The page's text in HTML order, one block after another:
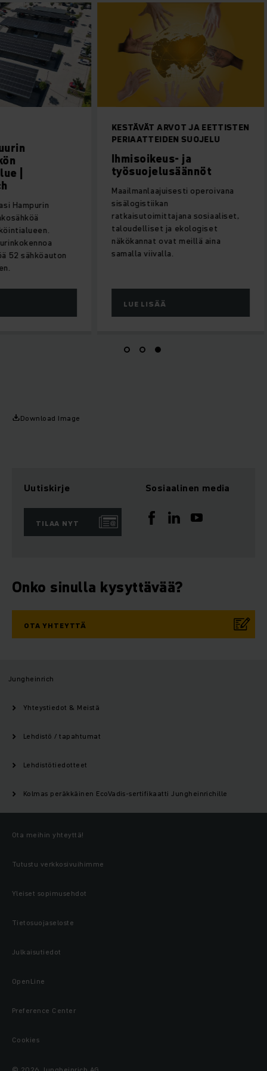
|
Hampurin
52 sähköauton
KESTÄVÄT ARVOT JA EETTISTEN
PERIAATTEIDEN SUOJELU
Ihmisoikeus- ja
työsuojelusäännöt
Maailmanlaajuisesti operoivana
sisälogistiikan
ratkaisutoimittajana sosiaaliset,
taloudelliset ja ekologiset
näkökannat ovat meillä aina
samalla viivalla.
LUE LISÄÄ
Download Image
Uutiskirje
TILAA NYT
Sosiaalinen media
Onko sinulla kysyttävää?
OTA YHTEYTTÄ
Jungheinrich
Yhteystiedot & Meistä
Lehdistö / tapahtumat
Lehdistötiedotteet
Kolmas peräkkäinen EcoVadis-sertifikaatti Jungheinrichille
Ota meihin yhteyttä!
Tutustu verkkosivuihimme
Yleiset sopimusehdot
Tietosuojaseloste
Julkaisutiedot
OpenLine
Preference Center
Cookies